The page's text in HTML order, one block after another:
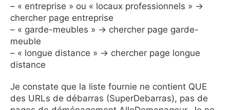
– « entreprise » ou « locaux professionnels » →
chercher page entreprise
– « garde-meubles » → chercher page garde-
meuble
– « longue distance » → chercher page longue
distance
Je constate que la liste fournie ne contient QUE
des URLs de débarras (SuperDebarras), pas de